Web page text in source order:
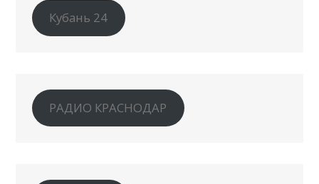
Кубань 24
РАДИО КРАСНОДАР